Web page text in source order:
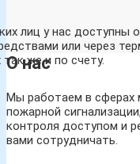
лиц у нас доступны
или через
же и по счету.
О нас
Мы работаем в сферах
пожарной
контроля доступом и
вами сотрудничать.